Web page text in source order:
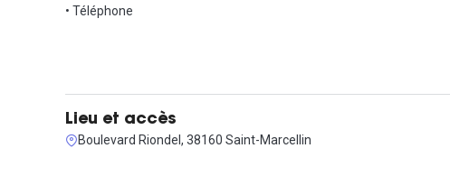
• Téléphone
Lieu et accès
Boulevard Riondel, 38160 Saint-Marcellin